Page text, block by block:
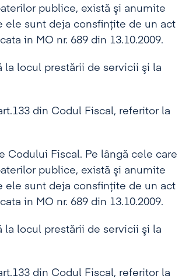
publice, există şi anumite
ele sunt deja consfinţite de un act
in MO nr. 689 din 13.10.2009.
la locul prestării de servicii şi la
din Codul Fiscal, referitor la
Codului Fiscal. Pe lângă cele care
publice, există şi anumite
ele sunt deja consfinţite de un act
in MO nr. 689 din 13.10.2009.
la locul prestării de servicii şi la
din Codul Fiscal, referitor la